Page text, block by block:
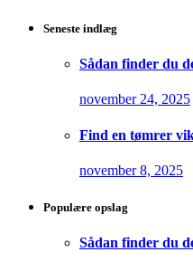
Seneste indlæg
Sådan finder du
november 24, 2025
Find en tømrer
november 8, 2025
Populære opslag
Sådan finder du